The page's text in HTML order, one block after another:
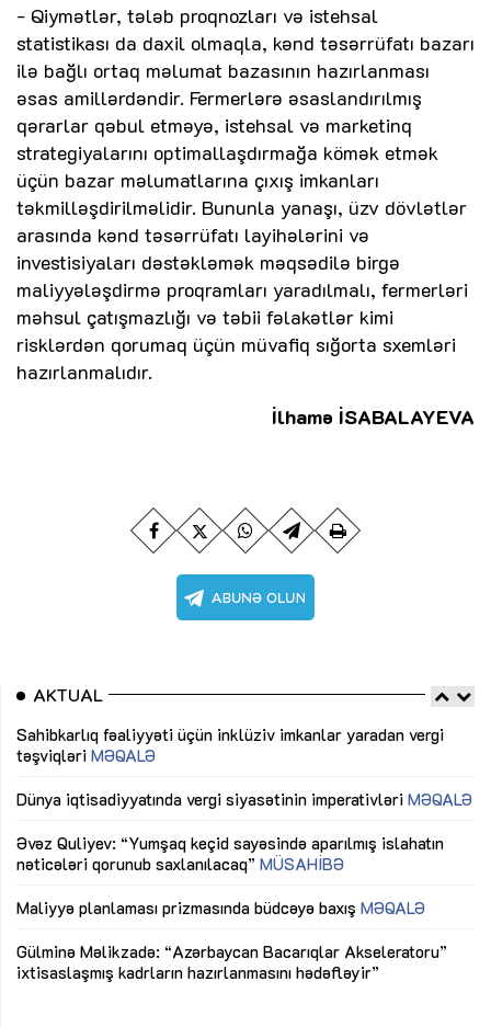
- Qiymətlər, tələb proqnozları və istehsal
statistikası da daxil olmaqla, kənd təsərrüfatı bazarı
ilə bağlı ortaq məlumat bazasının hazırlanması
əsas amillərdəndir. Fermerlərə əsaslandırılmış
qərarlar qəbul etməyə, istehsal və marketinq
strategiyalarını optimallaşdırmağa kömək etmək
üçün bazar məlumatlarına çıxış imkanları
təkmilləşdirilməlidir. Bununla yanaşı, üzv dövlətlər
arasında kənd təsərrüfatı layihələrini və
investisiyaları dəstəkləmək məqsədilə birgə
maliyyələşdirmə proqramları yaradılmalı, fermerləri
məhsul çatışmazlığı və təbii fəlakətlər kimi
risklərdən qorumaq üçün müvafiq sığorta sxemləri
hazırlanmalıdır.
İlhamə İSABALAYEVA
AKTUAL
Sahibkarlıq fəaliyyəti üçün inklüziv imkanlar yaradan vergi
təşviqləri MƏQALƏ
Dünya iqtisadiyyatında vergi siyasətinin imperativləri MƏQALƏ
Əvəz Quliyev: “Yumşaq keçid sayəsində aparılmış islahatın
nəticələri qorunub saxlanılacaq” MÜSAHİBƏ
Maliyyə planlaması prizmasında büdcəyə baxış MƏQALƏ
Gülminə Məlikzadə: “Azərbaycan Bacarıqlar Akseleratoru”
ixtisaslaşmış kadrların hazırlanmasını hədəfləyir”